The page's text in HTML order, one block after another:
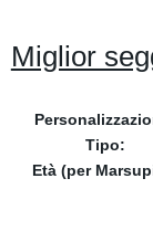
Miglior
Tipo:
Età (per